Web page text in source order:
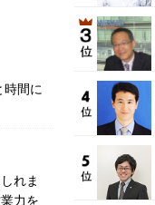
間に
れま
力を